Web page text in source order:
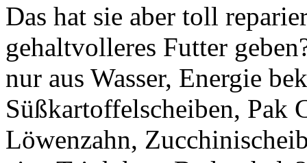
Das hat sie aber toll
gehaltvolleres Futter
nur aus Wasser, Energie
Süßkartoffelscheiben, Pak
Löwenzahn,